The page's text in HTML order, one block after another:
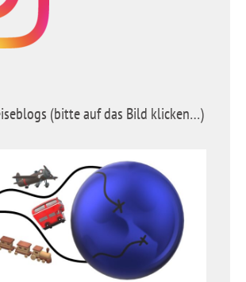
(bitte auf das Bild klicken…)